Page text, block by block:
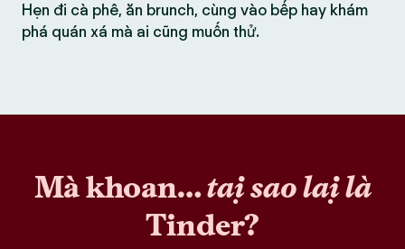
Hẹn đi cà phê, ăn brunch, cùng vào bếp hay khám
phá quán xá mà ai cũng muốn thử.
Mà khoan…tại sao lại là
Tinder?